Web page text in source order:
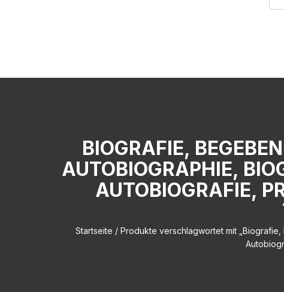
BIOGRAFIE,
AUTOBIOGRAPHIE,
AUTOBIOGRAFIE,
Startseite / Produkte verschlagwortet mit